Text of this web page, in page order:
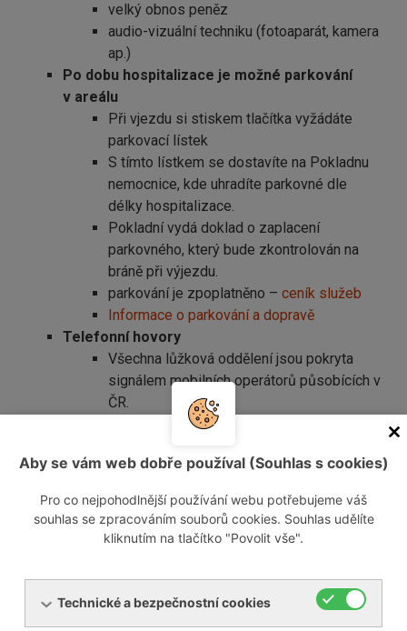
velký obnos peněz
audio-vizuální techniku (fotoaparát, kamera
ap.)
Po dobu hospitalizace je možné parkování
v areálu
Při vjezdu si stiskem tlačítka vyžádáte
parkovací lístek
S tímto lístkem se dostavíte na Pokladnu
nemocnice, kde uhradíte parkovné dle
délky hospitalizace.
Pokladní vydá doklad o zaplacení
parkovného, který bude zkontrolován na
bráně při výjezdu.
parkování je zpoplatněno – ceník služeb
Informace o parkování a dopravě
Telefonní hovory
Všechna lůžková oddělení jsou pokryta
signálem mobilních operátorů působících v
ČR.
dodržujte ji.
a striktní ZÁKAZ KOUŘENÍ
Je zakázáno používání vlastních
kávovary, TV), dobíjení elektrokol a
elektrokoloběžek.
Aby se vám web dobře používal (Souhlas s cookies)
Pro co nejpohodlnější používání webu potřebujeme váš
souhlas se zpracováním souborů cookies. Souhlas udělíte
kliknutím na tlačítko "Povolit vše".
Technické a bezpečnostní cookies